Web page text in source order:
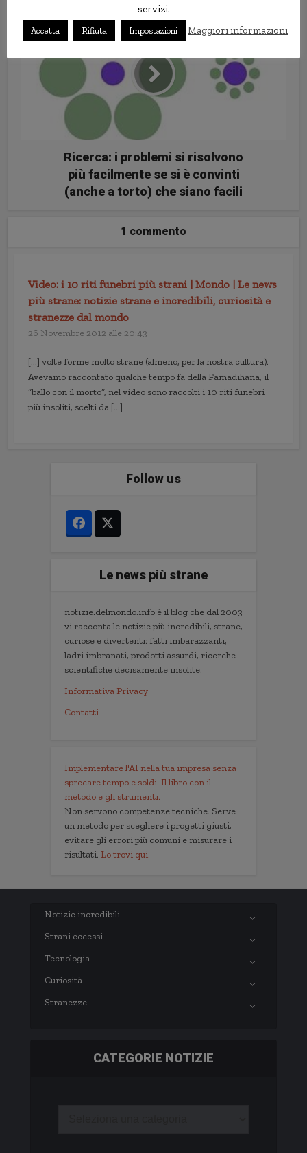
Ricerca: i problemi si risolvono
più facilmente se si è convinti
(anche a torto) che siano facili
1 commento
Video: i 10 riti funebri più strani | Mondo | Le news
più strane: notizie strane e incredibili, curiosità e
stranezze dal mondo
26 Novembre 2012 alle 20:43
[…] volte forme molto strane (almeno, per la nostra cultura).
Avevamo raccontato qualche tempo fa della Famadihana, il
“ballo con il morto”, nel video sono raccolti i 10 riti funebri
più insoliti, scelti da […]
Follow us
Le news più strane
notizie.delmondo.info è il blog che dal 2003
vi racconta le notizie più incredibili, strane,
curiose e divertenti: fatti imbarazzanti,
ladri imbranati, prodotti assurdi, ricerche
scientifiche decisamente insolite.
Informativa Privacy
Contatti
Implementare l'AI nella tua impresa senza
sprecare tempo e soldi. Il libro con il
metodo e gli strumenti.
Non servono competenze tecniche. Serve
un metodo per scegliere i progetti giusti,
evitare gli errori più comuni e misurare i
risultati. Lo trovi qui.
Notizie incredibili
Strani eccessi
Tecnologia
Curiosità
Stranezze
CATEGORIE NOTIZIE
servizi.
Accetta Rifiuta Impostazioni Maggiori informazioni